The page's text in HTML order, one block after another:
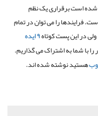
شده است برقراری یک نظم
فرایندها را می توان در تمام
در این پست کوتاه ۹ ایده
را با شما به اشتراک می گذاریم.
هستید نوشته شده اند.